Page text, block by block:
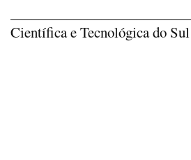
Científica e Tecnológica do